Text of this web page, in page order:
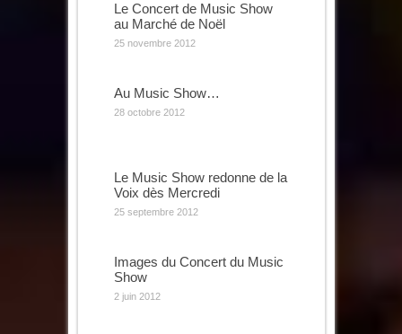
Le Concert de Music Show
au Marché de Noël
25 novembre 2012
Au Music Show…
28 octobre 2012
Le Music Show redonne de la
Voix dès Mercredi
25 septembre 2012
Images du Concert du Music
Show
2 juin 2012